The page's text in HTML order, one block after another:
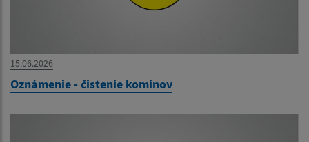
15.06.2026
Oznámenie - čistenie komínov